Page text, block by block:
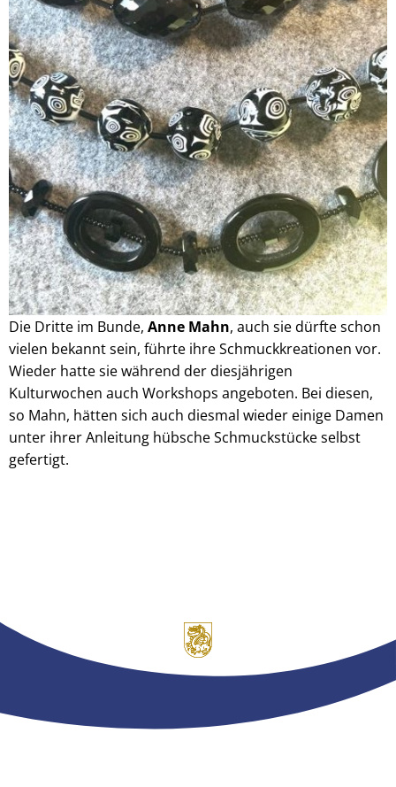
Die Dritte im Bunde, Anne Mahn, auch sie dürfte schon
vielen bekannt sein, führte ihre Schmuckkreationen vor.
Wieder hatte sie während der diesjährigen
Kulturwochen auch Workshops angeboten. Bei diesen,
so Mahn, hätten sich auch diesmal wieder einige Damen
unter ihrer Anleitung hübsche Schmuckstücke selbst
gefertigt.